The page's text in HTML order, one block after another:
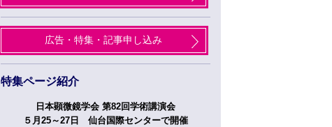
広告・特集・記事申し込み
特集ページ紹介
日本顕微鏡学会 第82回学術講演会
５月25～27日 仙台国際センターで開催